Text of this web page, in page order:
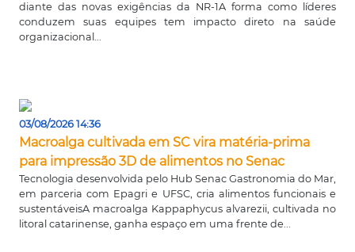
diante das novas exigências da NR-1A forma como líderes
conduzem suas equipes tem impacto direto na saúde
organizacional...
03/08/2026 14:36
Macroalga cultivada em SC vira matéria-prima
para impressão 3D de alimentos no Senac
Tecnologia desenvolvida pelo Hub Senac Gastronomia do Mar,
em parceria com Epagri e UFSC, cria alimentos funcionais e
sustentáveisA macroalga Kappaphycus alvarezii, cultivada no
litoral catarinense, ganha espaço em uma frente de...